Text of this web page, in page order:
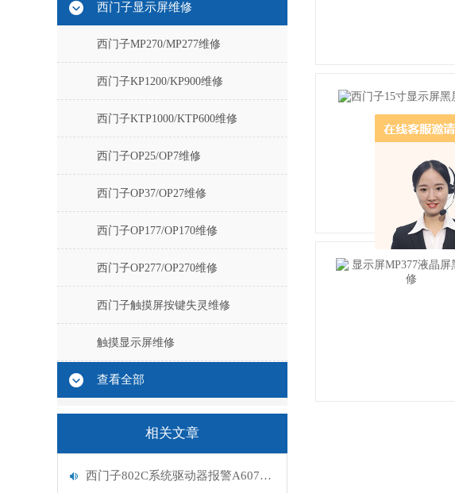
西门子显示屏维修
西门子MP270/MP277维修
西门子KP1200/KP900维修
西门子KTP1000/KTP600维修
西门子OP25/OP7维修
西门子OP37/OP27维修
西门子OP177/OP170维修
西门子OP277/OP270维修
西门子触摸屏按键失灵维修
触摸显示屏维修
查看全部
相关文章
西门子802C系统驱动器报警A607控制器坏维修解决